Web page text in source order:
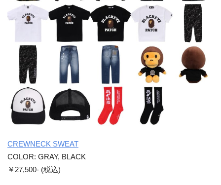
CREWNECK SWEAT
COLOR: GRAY, BLACK
￥27,500- (税込)